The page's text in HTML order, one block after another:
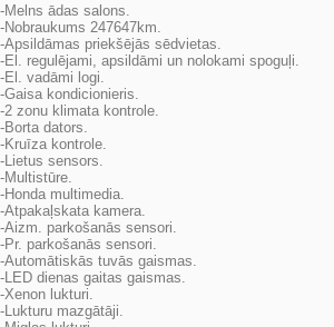
-Melns ādas salons.
-Nobraukums 247647km.
-Apsildāmas priekšējās sēdvietas.
-El. regulējami, apsildāmi un nolokami spoguļi.
-El. vadāmi logi.
-Gaisa kondicionieris.
-2 zonu klimata kontrole.
-Borta dators.
-Kruīza kontrole.
-Lietus sensors.
-Multistūre.
-Honda multimedia.
-Atpakaļskata kamera.
-Aizm. parkošanās sensori.
-Pr. parkošanās sensori.
-Automātiskās tuvās gaismas.
-LED dienas gaitas gaismas.
-Xenon lukturi.
-Lukturu mazgātāji.